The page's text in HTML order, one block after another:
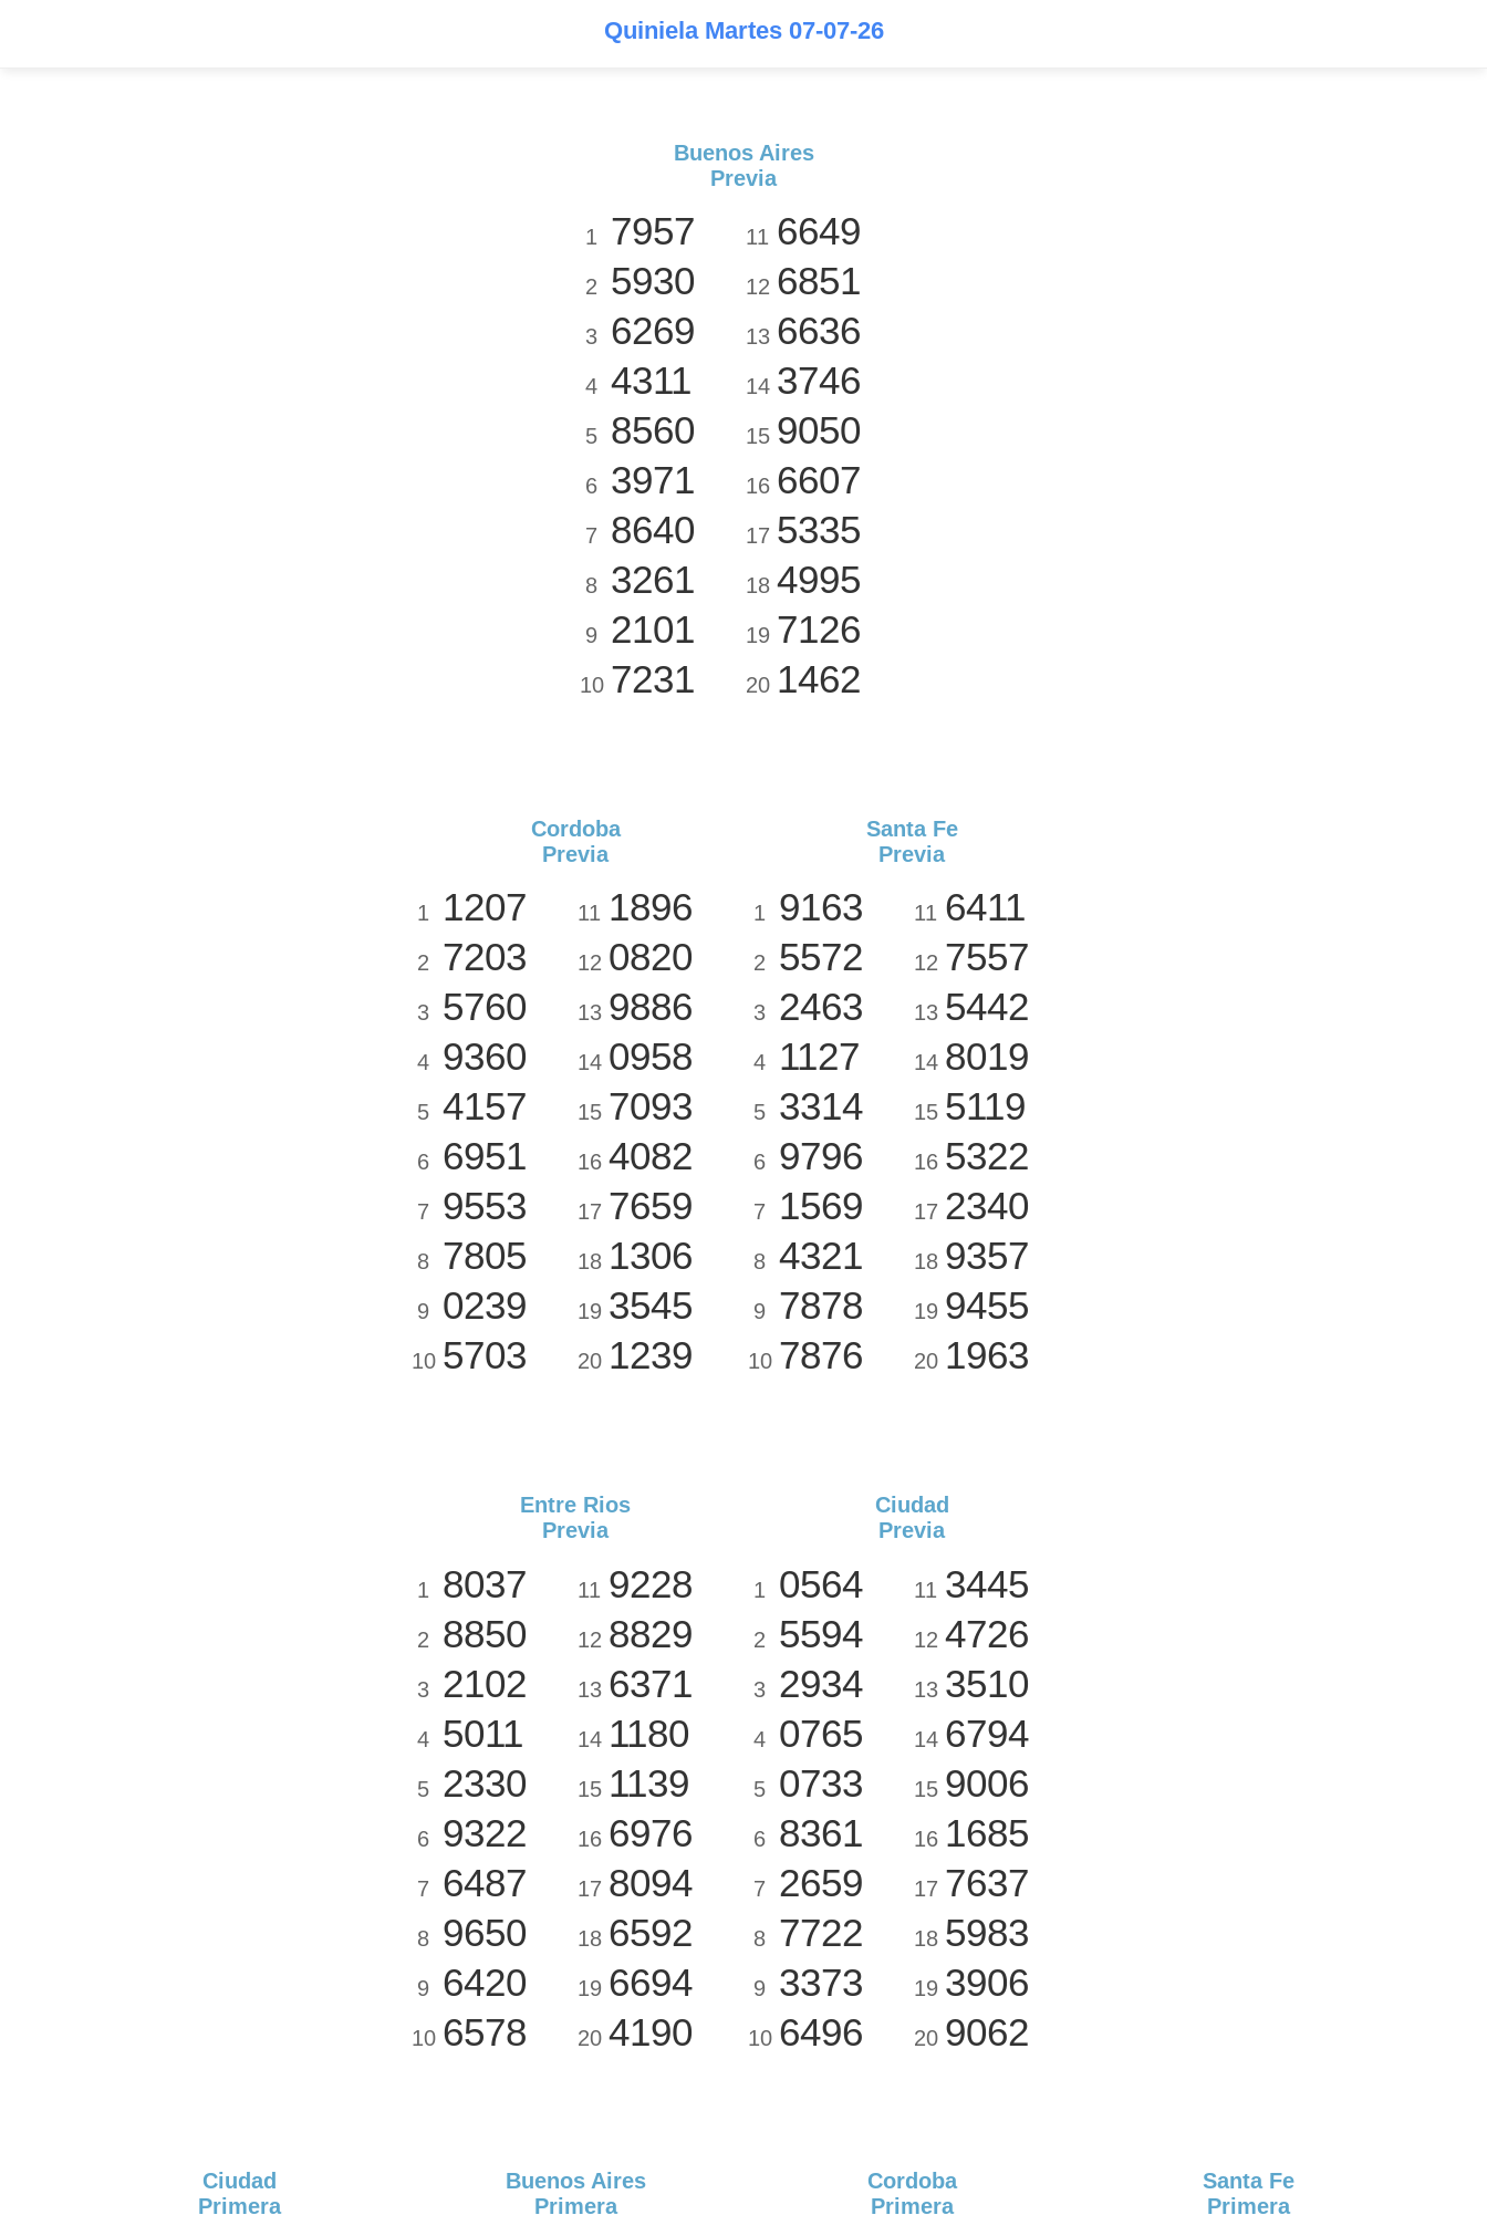
Quiniela Martes 07-07-26
Buenos Aires
Previa
1 7957
2 5930
3 6269
4 4311
5 8560
6 3971
7 8640
8 3261
9 2101
10 7231
11 6649
12 6851
13 6636
14 3746
15 9050
16 6607
17 5335
18 4995
19 7126
20 1462
Cordoba
Previa
1 1207
2 7203
3 5760
4 9360
5 4157
6 6951
7 9553
8 7805
9 0239
10 5703
11 1896
12 0820
13 9886
14 0958
15 7093
16 4082
17 7659
18 1306
19 3545
20 1239
Santa Fe
Previa
1 9163
2 5572
3 2463
4 1127
5 3314
6 9796
7 1569
8 4321
9 7878
10 7876
11 6411
12 7557
13 5442
14 8019
15 5119
16 5322
17 2340
18 9357
19 9455
20 1963
Entre Rios
Previa
1 8037
2 8850
3 2102
4 5011
5 2330
6 9322
7 6487
8 9650
9 6420
10 6578
11 9228
12 8829
13 6371
14 1180
15 1139
16 6976
17 8094
18 6592
19 6694
20 4190
Ciudad
Previa
1 0564
2 5594
3 2934
4 0765
5 0733
6 8361
7 2659
8 7722
9 3373
10 6496
11 3445
12 4726
13 3510
14 6794
15 9006
16 1685
17 7637
18 5983
19 3906
20 9062
Ciudad
Primera
Buenos Aires
Primera
Cordoba
Primera
Santa Fe
Primera